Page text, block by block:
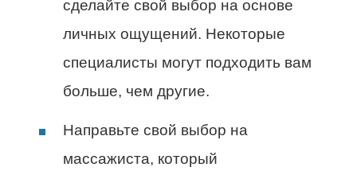
сделайте свой выбор на основе
личных ощущений. Некоторые
специалисты могут подходить вам
больше, чем другие.
Направьте свой выбор на
массажиста, который